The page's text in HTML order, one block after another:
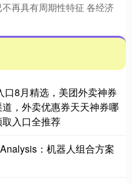
再具有周期性特征 各经济
8月精选，美团外卖神券
，外卖优惠券天天神券哪
入口全推荐
：机器人组合方案